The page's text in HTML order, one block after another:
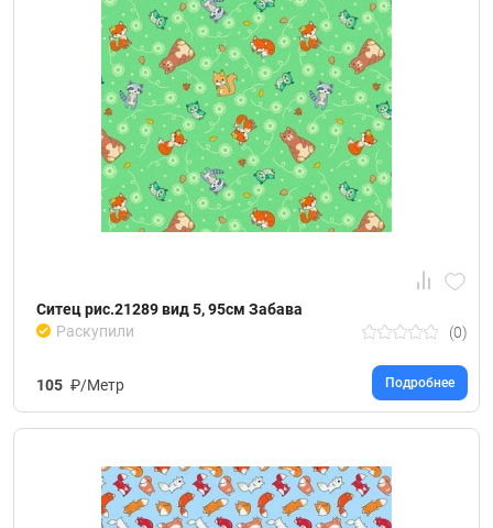
Ситец рис.21289 вид 5, 95см Забава
Раскупили
(0)
105 ₽/Метр Подробнее